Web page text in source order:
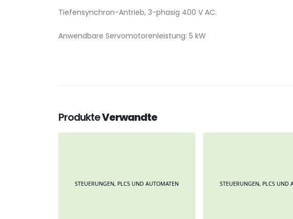
Tiefensynchron-Antrieb, 3-phasig 400 V AC.
Anwendbare Servomotorenleistung: 5 kW
ProdukteVerwandte